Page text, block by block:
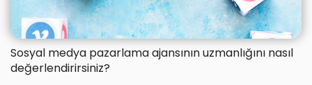
Sosyal medya pazarlama ajansının uzmanlığını nasıl
değerlendirirsiniz?